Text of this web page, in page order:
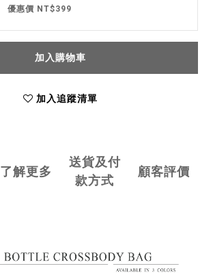
優惠價 NT$399
加入購物車
加入追蹤清單
了解更多
送貨及付
款方式
顧客評價